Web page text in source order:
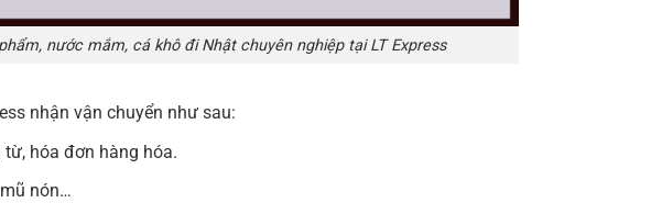
nước mắm, cá khô đi Nhật chuyên nghiệp tại LT Express
nhận vận chuyển như sau:
hóa đơn hàng hóa.
nón…